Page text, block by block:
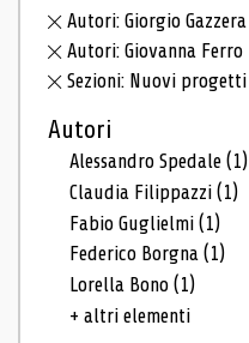
Autori: Giorgio Gazzera
Autori: Giovanna Ferro
Sezioni: Nuovi progetti
Autori
Alessandro Spedale(1)
Claudia Filippazzi(1)
Fabio Guglielmi(1)
Federico Borgna(1)
Lorella Bono(1)
+ altri elementi